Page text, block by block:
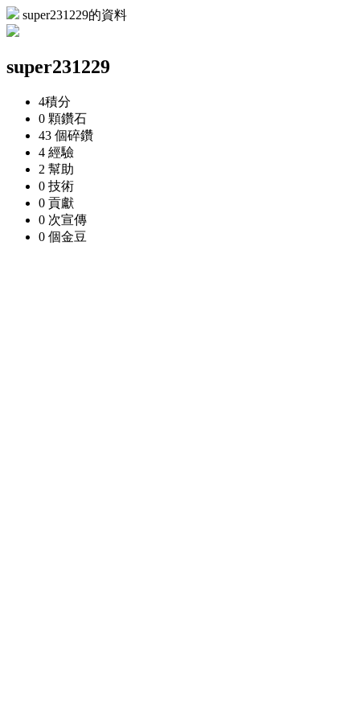
super231229的資料
super231229
4積分
0 顆鑽石
43 個碎鑽
4 經驗
2 幫助
0 技術
0 貢獻
0 次宣傳
0 個金豆